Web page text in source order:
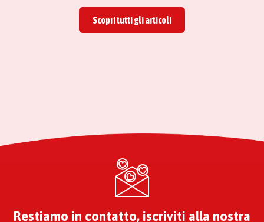
Scopri tutti gli articoli
Restiamo in contatto, iscriviti alla nostra